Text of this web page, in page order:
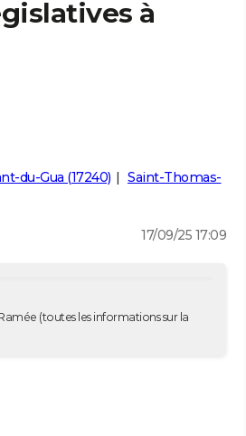
à
du-Gua (17240)
Saint-Thomas-
17/09/25 17:09
(toutes les informations sur la